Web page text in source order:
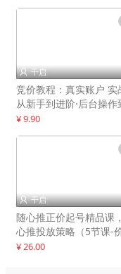
 千启
竞价教程：真实账户 实
从新手到进阶·后台操作
优化
¥ 9.90
 千启
随心推正价起号精品课
心推投放策略（5节课-
298）
¥ 26.00